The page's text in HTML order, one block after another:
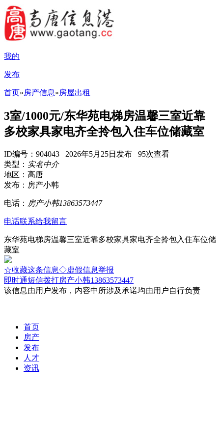
我的
发布
首页»房产信息»房屋出租
3室/1000元/东华苑电梯房温馨三室近靠
多校家具家电齐全拎包入住车位储藏室
ID编号：904043 2026年5月25日发布 95次查看
类型： 实名中介
地区：高唐
发布：房产小韩
电话： 房产小韩13863573447
电话联系给我留言
东华苑电梯房温馨三室近靠多校家具家电齐全拎包入住车位储
藏室
☆收藏这条信息◇虚假信息举报
即时通短信拨打房产小韩13863573447
该信息由用户发布，内容中所涉及承诺均由用户自行负责
首页
房产
发布
人才
资讯